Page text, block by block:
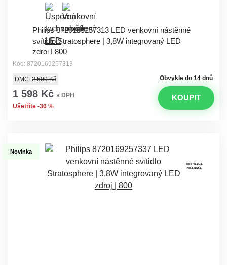
Philips 8720169257313 LED venkovní nástěnné
svítidlo Stratosphere | 3,8W integrovaný LED
zdroj | 800
Kód: 8720169257313
Obvykle do 14 dnů
DMC: 2 509 Kč
1 598 Kč s DPH
Ušetříte -36 %
KOUPIT
Novinka
DOPRAVA
ZDARMA